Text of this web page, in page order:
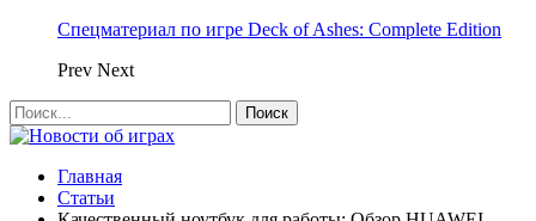
Спецматериал по игре Deck of Ashes: Complete Edition
Prev Next
Главная
Статьи